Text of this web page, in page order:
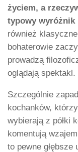
życiem, a
typowy wyróżnik
również
bohaterowie
prowadzą
oglądają spektakl.
Szczególnie
kochanków,
wybierają z półki
komentują
to pewne